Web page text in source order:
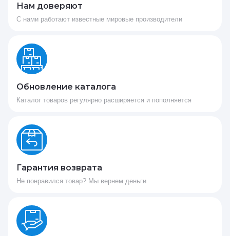
Нам доверяют
С нами работают известные мировые производители
Обновление каталога
Каталог товаров регулярно расширяется и пополняется
Гарантия возврата
Не понравился товар? Мы вернем деньги